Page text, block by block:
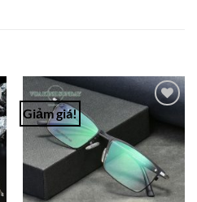
Giảm giá!